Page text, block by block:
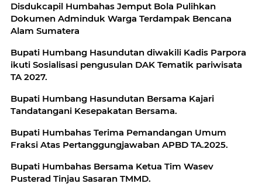
Disdukcapil Humbahas Jemput Bola Pulihkan
Dokumen Adminduk Warga Terdampak Bencana
Alam Sumatera
Bupati Humbang Hasundutan diwakili Kadis Parpora
ikuti Sosialisasi pengusulan DAK Tematik pariwisata
TA 2027.
Bupati Humbang Hasundutan Bersama Kajari
Tandatangani Kesepakatan Bersama.
Bupati Humbahas Terima Pemandangan Umum
Fraksi Atas Pertanggungjawaban APBD TA.2025.
Bupati Humbahas Bersama Ketua Tim Wasev
Pusterad Tinjau Sasaran TMMD.